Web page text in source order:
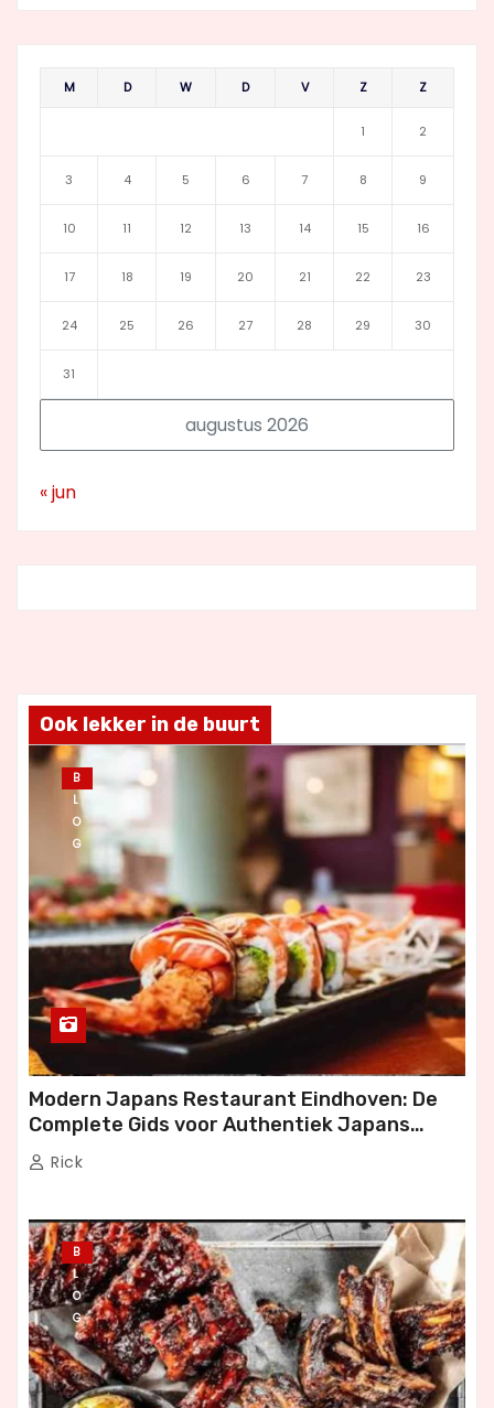
augustus 2026
M D W D V Z Z
1 2
3 4 5 6 7 8 9
10 11 12 13 14 15 16
17 18 19 20 21 22 23
24 25 26 27 28 29 30
31
« jun
Ook lekker in de buurt
B
L
O
G
Modern Japans Restaurant Eindhoven: De
Complete Gids voor Authentiek Japans
Dineren
Rick
B
L
O
G